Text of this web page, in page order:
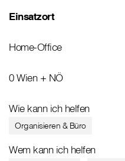
Einsatzort
Home-Office
0 Wien + NÖ
Wie kann ich helfen
Organisieren & Büro
Wem kann ich helfen